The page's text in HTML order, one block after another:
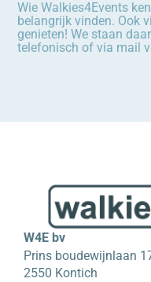
Wie Walkies4Events
belangrijk vinden. Ook
genieten! We staan
telefonisch of via mail
W4E bv
Prins boudewijnlaan
2550 Kontich